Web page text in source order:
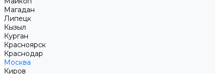
Магадан
Липецк
Кызыл
Курган
Красноярск
Краснодар
Москва
Киров